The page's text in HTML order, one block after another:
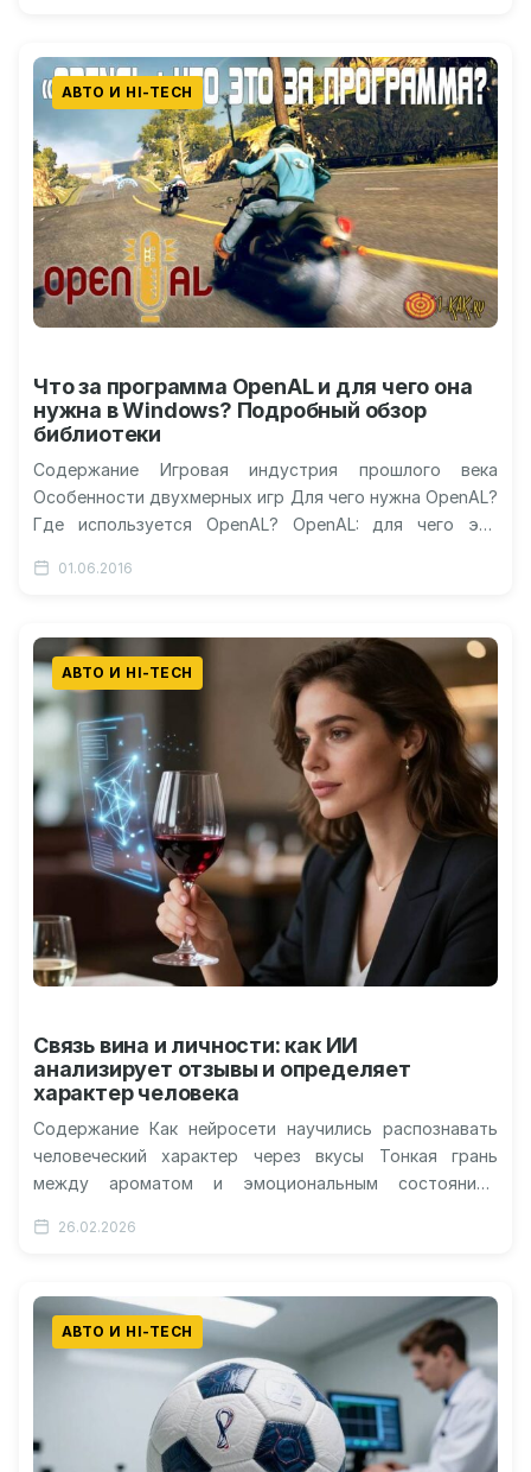
АВТО И HI-TECH
Что за программа OpenAL и для чего она
нужна в Windows? Подробный обзор
библиотеки
Содержание Игровая индустрия прошлого века
Особенности двухмерных игр Для чего нужна OpenAL?
Где используется OpenAL? OpenAL: для чего эта
01.06.2016
АВТО И HI-TECH
Связь вина и личности: как ИИ
анализирует отзывы и определяет
характер человека
Содержание Как нейросети научились распознавать
человеческий характер через вкусы Тонкая грань
между ароматом и эмоциональным состоянием
сильно разнятся…
26.02.2026
АВТО И HI-TECH